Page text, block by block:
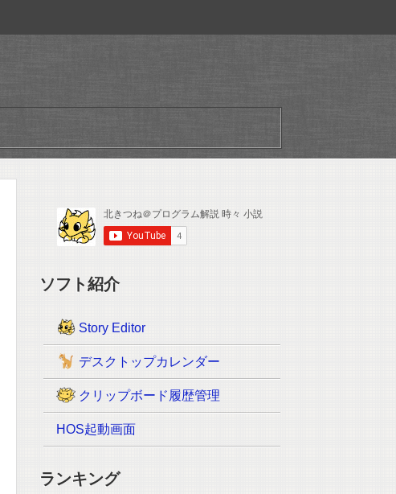
ソフト紹介
Story Editor
デスクトップカレンダー
クリップボード履歴管理
HOS起動画面
ランキング